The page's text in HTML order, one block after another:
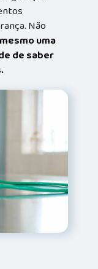
Não
uma
de saber